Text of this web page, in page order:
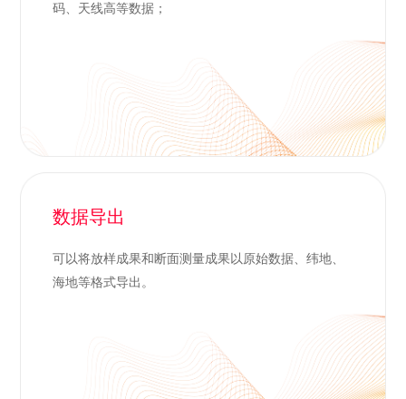
码、天线高等数据；
数据导出
可以将放样成果和断面测量成果以原始数据、纬地、
海地等格式导出。